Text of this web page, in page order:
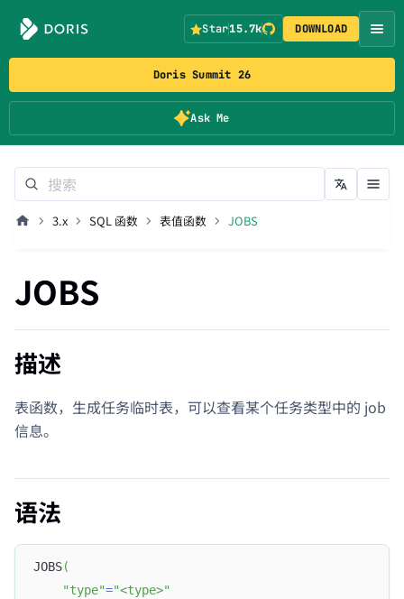
Doris Summit 26
Ask Me
Star15.7k DOWNLOAD
3.x SQL 函数 表值函数 JOBS
JOBS
描述
表函数，生成任务临时表，可以查看某个任务类型中的 job
信息。
语法
JOBS(
"type"="<type>"